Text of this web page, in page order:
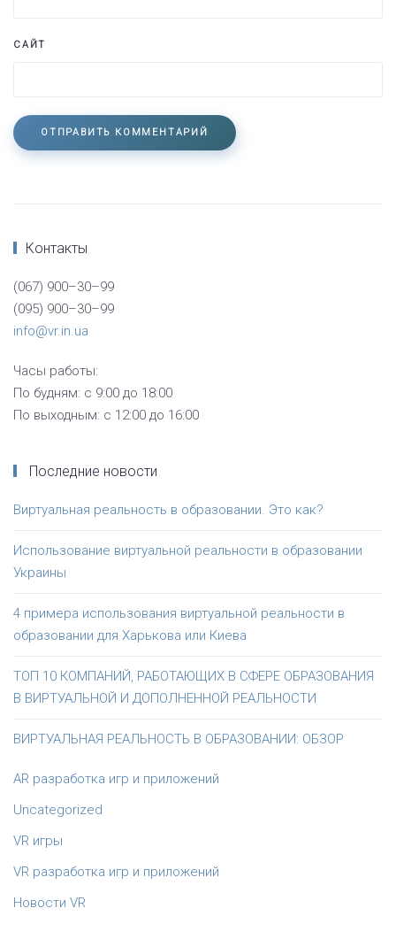
САЙТ
ОТПРАВИТЬ КОММЕНТАРИЙ
Контакты
(067) 900–30–99
(095) 900–30–99
info@vr.in.ua
Часы работы:
По будням: с 9:00 до 18:00
По выходным: с 12:00 до 16:00
Последние новости
Виртуальная реальность в образовании. Это как?
Использование виртуальной реальности в образовании
Украины
4 примера использования виртуальной реальности в
образовании для Харькова или Киева
ТОП 10 КОМПАНИЙ, РАБОТАЮЩИХ В СФЕРЕ ОБРАЗОВАНИЯ
В ВИРТУАЛЬНОЙ И ДОПОЛНЕННОЙ РЕАЛЬНОСТИ
ВИРТУАЛЬНАЯ РЕАЛЬНОСТЬ В ОБРАЗОВАНИИ: ОБЗОР
AR разработка игр и приложений
Uncategorized
VR игры
VR разработка игр и приложений
Новости VR